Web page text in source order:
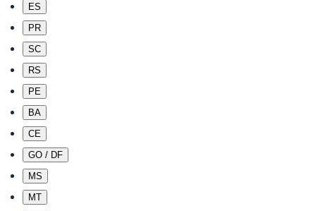
ES
PR
SC
RS
PE
BA
CE
GO / DF
MS
MT